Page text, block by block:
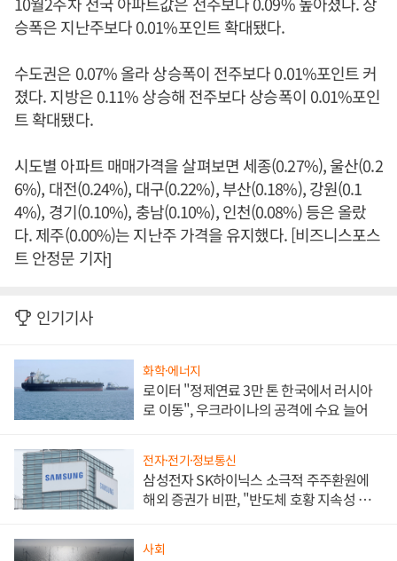
승폭은 지난주보다 0.01%포인트 확대됐다.
수도권은 0.07% 올라 상승폭이 전주보다 0.01%포인트 커
졌다. 지방은 0.11% 상승해 전주보다 상승폭이 0.01%포인
트 확대됐다.
시도별 아파트 매매가격을 살펴보면 세종(0.27%), 울산(0.2
6%), 대전(0.24%), 대구(0.22%), 부산(0.18%), 강원(0.1
4%), 경기(0.10%), 충남(0.10%), 인천(0.08%) 등은 올랐
다. 제주(0.00%)는 지난주 가격을 유지했다. [비즈니스포스
트 안정문 기자]
인기기사
화학·에너지
로이터 "정제연료 3만 톤 한국에서 러시아
로 이동", 우크라이나의 공격에 수요 늘어
전자·전기·정보통신
삼성전자 SK하이닉스 소극적 주주환원에
해외 증권가 비판, "반도체 호황 지속성 의
사회